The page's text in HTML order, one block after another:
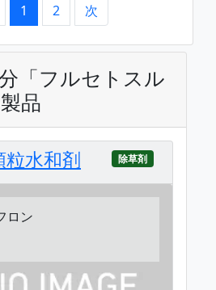
1 2 次
「フルセトスル
品
水和剤 除草剤
ロン